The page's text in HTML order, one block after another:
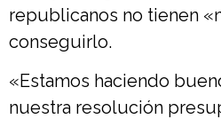
republicanos no tienen
conseguirlo.
«Estamos haciendo
nuestra resolución